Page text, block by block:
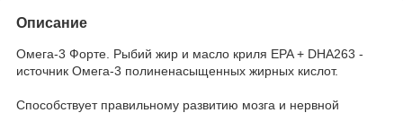
Описание
Омега-3 Форте. Рыбий жир и масло криля EPA + DHA263 -
источник Омега-3 полиненасыщенных жирных кислот.
Способствует правильному развитию мозга и нервной